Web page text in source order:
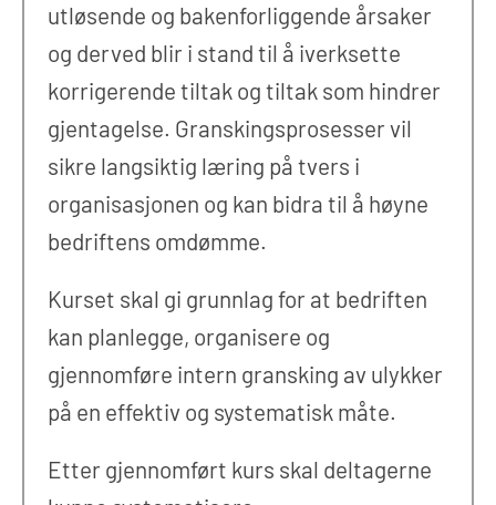
utløsende og bakenforliggende årsaker
og derved blir i stand til å iverksette
korrigerende tiltak og tiltak som hindrer
gjentagelse. Granskingsprosesser vil
sikre langsiktig læring på tvers i
organisasjonen og kan bidra til å høyne
bedriftens omdømme.
Kurset skal gi grunnlag for at bedriften
kan planlegge, organisere og
gjennomføre intern gransking av ulykker
på en effektiv og systematisk måte.
Etter gjennomført kurs skal deltagerne